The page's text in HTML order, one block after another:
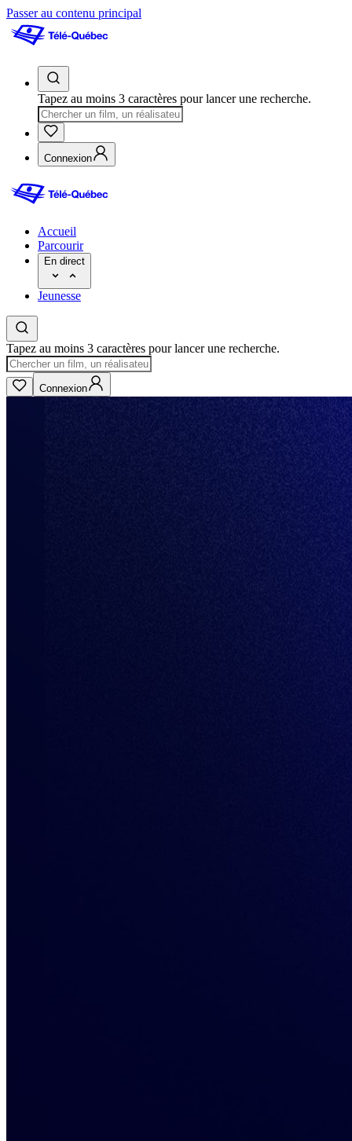
Passer au contenu principal
Tapez au moins 3 caractères pour lancer une recherche.
Connexion
Accueil
Parcourir
En direct
Jeunesse
Tapez au moins 3 caractères pour lancer une recherche.
Connexion